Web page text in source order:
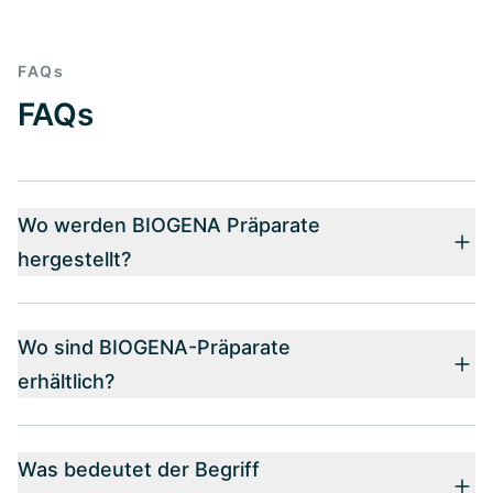
FAQs
FAQs
Wo werden BIOGENA Präparate
hergestellt?
Wo sind BIOGENA-Präparate
erhältlich?
Was bedeutet der Begriff